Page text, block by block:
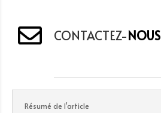
CONTACTEZ-NOUS
Résumé de l'article